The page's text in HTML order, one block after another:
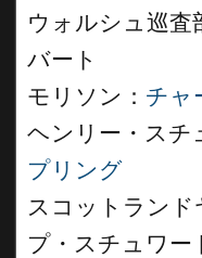
ウォルシュ巡査
バート
モリソン： チャ
ヘンリー・スチ
プリング
スコットランド
プ・スチュワー